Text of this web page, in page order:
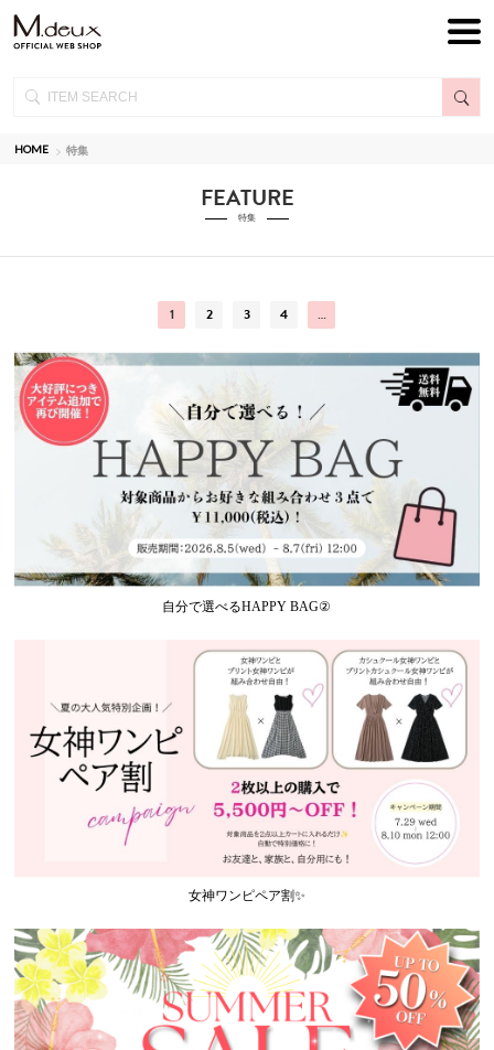
HOME 特集
FEATURE
特集
1 2 3 4 …
自分で選べるHAPPY BAG②
女神ワンピペア割✨